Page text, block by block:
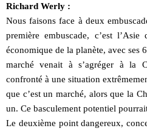
Richard Werly :
Nous faisons face à deux
première embuscade, c’est
économique de la planète, avec ses
marché venait à s’agréger à la
confronté à une situation
que c’est un marché, alors que la
un. Ce basculement potentiel
Le deuxième point dangereux,